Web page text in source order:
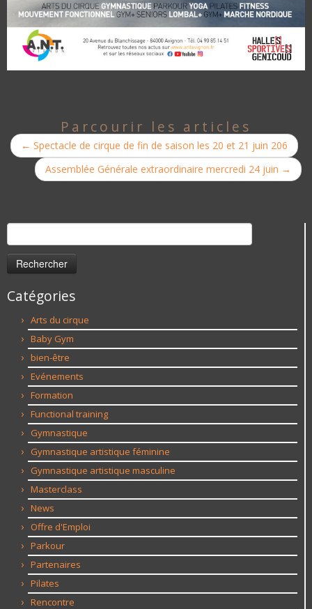
Parcourir les articles
← Spectacle de cirque de fin de saison les 20 et 21 juin 206
Assemblée Générale extraordinaire mercredi 24 juin →
Rechercher :
Catégories
Arts du cirque
Baby Gym
bien-être
Evénements
Formation
Functional training
Gymnastique
Gymnastique artistique féminine
Gymnastique artistique masculine
Masterclass
News
Offre d'Emploi
Parkour
Partenaires
Pilates
Rencontre